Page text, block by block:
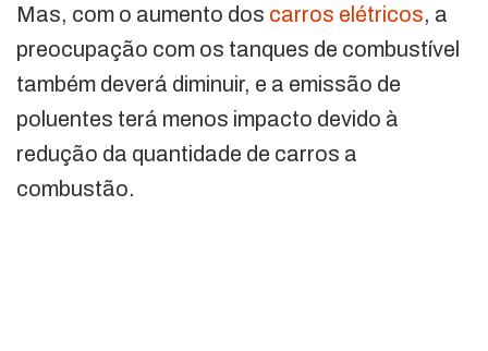
Mas, com o aumento dos carros elétricos, a
preocupação com os tanques de combustível
também deverá diminuir, e a emissão de
poluentes terá menos impacto devido à
redução da quantidade de carros a
combustão.